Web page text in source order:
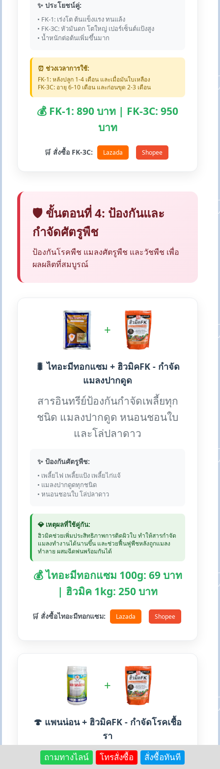
✨ ประโยชน์คู่:
• FK-1: เร่งโต ต้นแข็งแรง ทนแล้ง
• FK-3C: หัวมันดก โตใหญ่ เปอร์เซ็นต์แป้งสูง
• น้ำหนักต่อต้นเพิ่มขึ้นมาก
⏰ ช่วงเวลาการใช้:
FK-1: หลังปลูก 1-4 เดือน และเมื่อมันใบเหลือง
FK-3C: อายุ 6-10 เดือน และก่อนขุด 2-3 เดือน
💰 FK-1: 890 บาท | FK-3C: 950
บาท
🛒 สั่งซื้อ FK-3C: Lazada Shopee
🛡️ ขั้นตอนที่ 4: ป้องกันและ
กำจัดศัตรูพืช
ป้องกันโรคพืช แมลงศัตรูพืช และวัชพืช เพื่อ
ผลผลิตที่สมบูรณ์
+
🐛 ไทอะมีทอกแซม + ฮิวมิคFK - กำจัด
แมลงปากดูด
สารอินทรีย์ป้องกันกำจัดเพลี้ยทุก
ชนิด แมลงปากดูด หนอนชอนใบ
และโล่ปลาดาว
✨ ป้องกันศัตรูพืช:
• เพลี้ยไฟ เพลี้ยแป้ง เพลี้ยไก่แจ้
• แมลงปากดูดทุกชนิด
• หนอนชอนใบ โล่ปลาดาว
💎 เหตุผลที่ใช้คู่กัน:
ฮิวมิคช่วยเพิ่มประสิทธิภาพการติดผิวใบ ทำให้สารกำจัด
แมลงทำงานได้นานขึ้น และช่วยฟื้นฟูพืชหลังถูกแมลง
ทำลาย ผสมฉีดพ่นพร้อมกันได้
💰 ไทอะมีทอกแซม 100g: 69 บาท
| ฮิวมิค 1kg: 250 บาท
🛒 สั่งซื้อไทอะมีทอกแซม: Lazada Shopee
+
🍄 แพนน่อน + ฮิวมิคFK - กำจัดโรคเชื้อ
รา
สารป้องกันกำจัดโรคพืชจากเชื้อรา
ถามทางไลน์ โทรสั่งซื้อ สั่งซื้อทันที